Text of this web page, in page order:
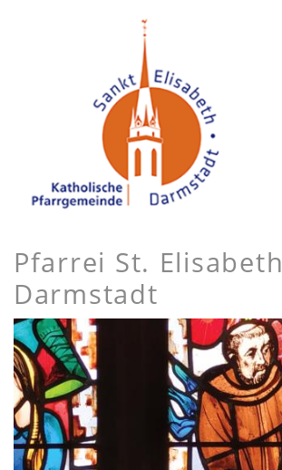
Pfarrei St. Elisabeth
Darmstadt